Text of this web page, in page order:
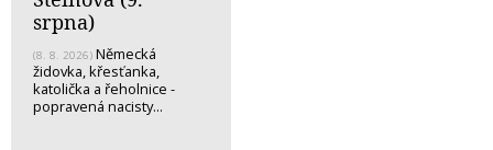
srpna)
(8. 8. 2026) Německá
židovka, křesťanka,
katolička a řeholnice -
popravená nacisty...